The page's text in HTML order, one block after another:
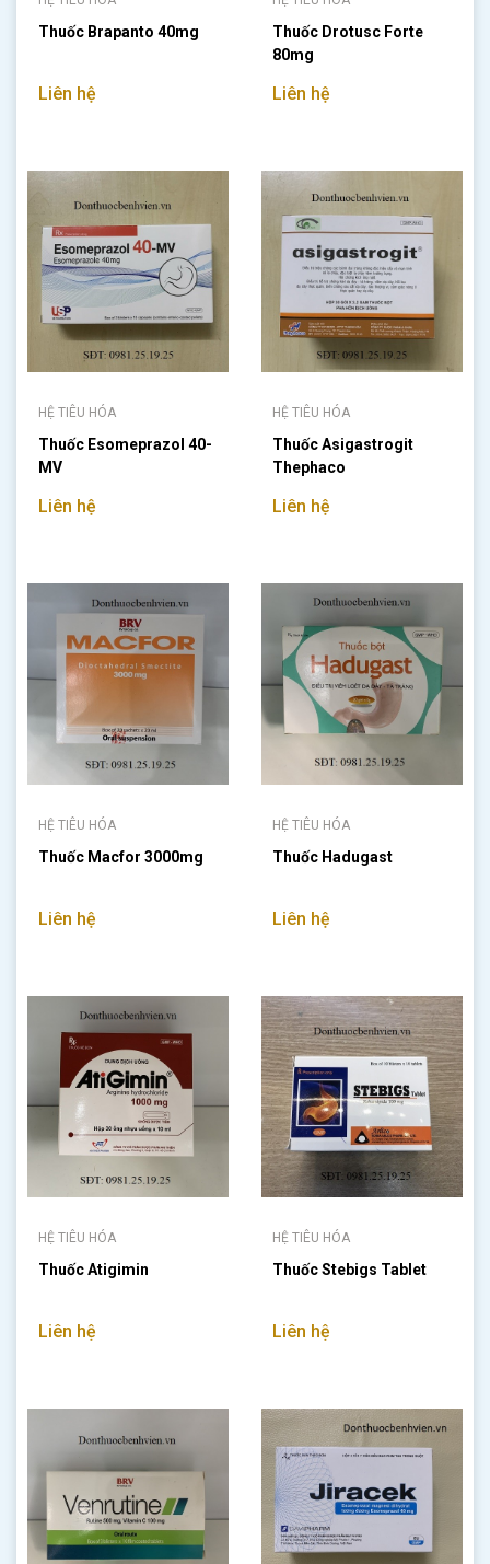
Thuốc Brapanto 40mg
Liên hệ
Thuốc Drotusc Forte
80mg
Liên hệ
HỆ TIÊU HÓA
Thuốc Esomeprazol 40-
MV
Liên hệ
HỆ TIÊU HÓA
Thuốc Asigastrogit
Thephaco
Liên hệ
HỆ TIÊU HÓA
Thuốc Macfor 3000mg
Liên hệ
HỆ TIÊU HÓA
Thuốc Hadugast
Liên hệ
HỆ TIÊU HÓA
Thuốc Atigimin
Liên hệ
HỆ TIÊU HÓA
Thuốc Stebigs Tablet
Liên hệ